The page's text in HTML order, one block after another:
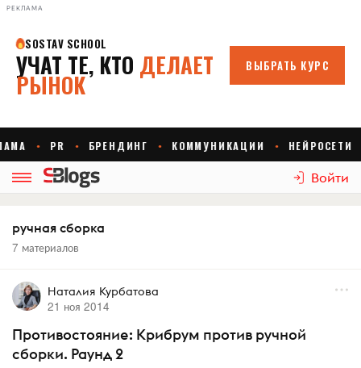
РЕКЛАМА
Войти
ручная сборка
7 материалов
Наталия Курбатова
21 ноя 2014
Противостояние: Крибрум против ручной
сборки. Раунд 2